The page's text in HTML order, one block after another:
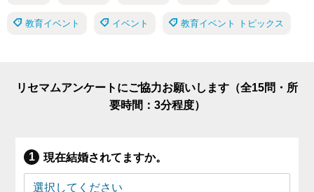
教育イベント イベント 教育イベント トピックス
リセマムアンケートにご協力お願いします（全15問・所
要時間：3分程度）
現在結婚されてますか。